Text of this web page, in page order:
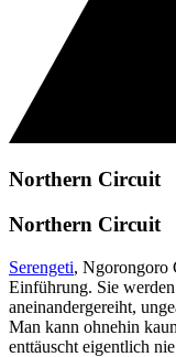
Northern Circuit
Northern Circuit
Serengeti, Ngorongoro
Einführung. Sie
aneinandergereiht,
Man kann ohnehin
enttäuscht eigentlich